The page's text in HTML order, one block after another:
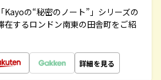
Kayoの“秘密のノート”」シリーズの
在するロンドン南東の田舎町をご紹
詳細を見る